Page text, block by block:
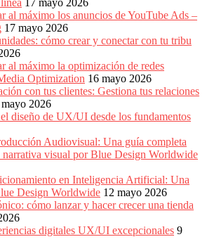
17 mayo 2026
al máximo los anuncios de YouTube Ads –
17 mayo 2026
cómo crear y conectar con tu tribu
al máximo la optimización de redes
Optimization 16 mayo 2026
con tus clientes: Gestiona tus relaciones
2026
diseño de UX/UI desde los fundamentos
Audiovisual: Una guía completa
narrativa visual por Blue Design Worldwide
en Inteligencia Artificial: Una
Design Worldwide 12 mayo 2026
cómo lanzar y hacer crecer una tienda
digitales UX/UI excepcionales 9